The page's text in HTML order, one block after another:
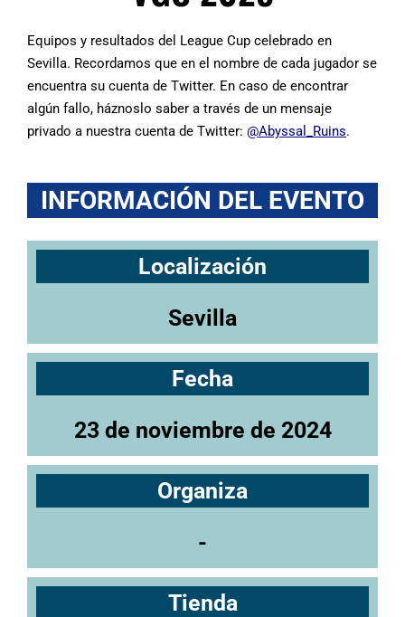
Equipos y resultados del League Cup celebrado en
Sevilla. Recordamos que en el nombre de cada jugador se
encuentra su cuenta de Twitter. En caso de encontrar
algún fallo, háznoslo saber a través de un mensaje
privado a nuestra cuenta de Twitter: @Abyssal_Ruins.
INFORMACIÓN DEL EVENTO
Localización
Sevilla
Fecha
23 de noviembre de 2024
Organiza
-
Tienda